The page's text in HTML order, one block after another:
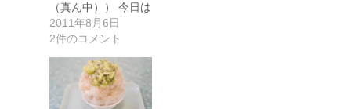
（真ん中）） 今日は
勝手に…
2011年8月6日
2件のコメント